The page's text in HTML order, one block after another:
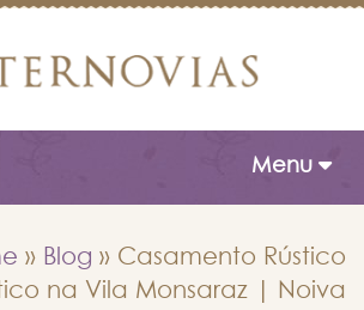
Toggle
Menu
» Blog » Casamento Rústico
na Vila Monsaraz | Noiva